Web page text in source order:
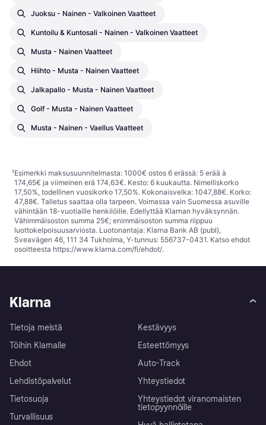
Juoksu - Nainen - Valkoinen Vaatteet
Kuntoilu & Kuntosali - Nainen - Valkoinen Vaatteet
Musta - Nainen Vaatteet
Hiihto - Musta - Nainen Vaatteet
Jalkapallo - Musta - Nainen Vaatteet
Golf - Musta - Nainen Vaatteet
Musta - Nainen - Vaellus Vaatteet
¹Esimerkki maksusuunnitelmasta: 1000€ ostos 6 erässä: 5 erää à
174,65€ ja viimeinen erä 174,63€. Kesto: 6 kuukautta. Nimelliskorko
17,50%, todellinen vuosikorko 17,50%. Kokonaisvelka: 1047,88€. Korko:
47,88€. Talletus saattaa olla tarpeen. Voimassa vain Suomessa asuville
vähintään 18-vuotiaille henkilöille. Edellyttää Klarnan hyväksynnän.
Vähimmäisoston summa 25€; enimmäisoston summa riippuu
luottokelpoisuusarviosta. Luotonantaja: Klarna Bank AB (publ),
Sveavägen 46, 111 34 Tukholma, Y-tunnus: 556737-0431. Katso ehdot
osoitteesta https://www.klarna.com/fi/ehdot/.
Klarna
Tietoja meistä
Töihin Klarnalle
Ehdot
Lehdistöpalvelut
Tietosuoja
Turvallisuus
Kestävyys
Esteettömyys
Auto-Track
Yhteystiedot
Yhteystiedot viranomaisten
tietopyynnöille